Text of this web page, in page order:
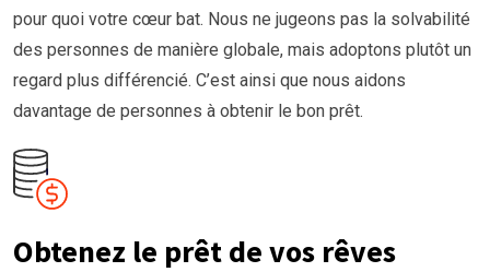
pour quoi votre cœur bat. Nous ne jugeons pas la solvabilité
des personnes de manière globale, mais adoptons plutôt un
regard plus différencié. C’est ainsi que nous aidons
davantage de personnes à obtenir le bon prêt.
Obtenez le prêt de vos rêves